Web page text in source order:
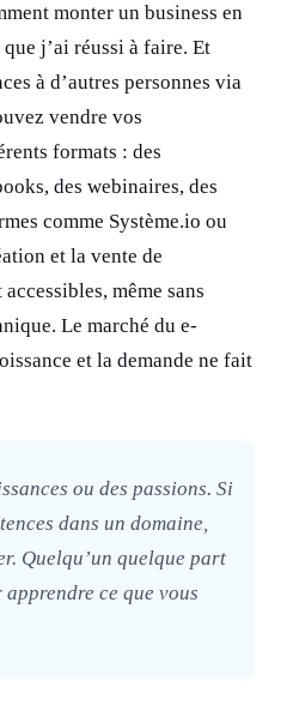
monter un business en
j’ai réussi à faire. Et
à d’autres personnes via
vendre vos
formats : des
des webinaires, des
comme Système.io ou
et la vente de
même sans
Le marché du e-
et la demande ne fait
ou des passions. Si
dans un domaine,
Quelqu’un quelque part
ce que vous